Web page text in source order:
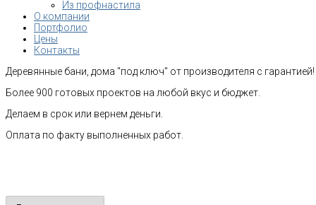
Из профнастила
О компании
Портфолио
Цены
Контакты
Деревянные бани, дома "под ключ" от производителя с гарантией!
Более 900 готовых проектов на любой вкус и бюджет.
Делаем в срок или вернем деньги.
Оплата по факту выполненных работ.